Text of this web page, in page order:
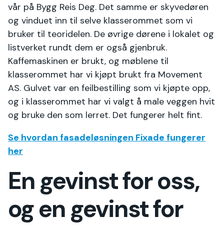
vår på Bygg Reis Deg. Det samme er skyvedøren
og vinduet inn til selve klasserommet som vi
bruker til teoridelen. De øvrige dørene i lokalet og
listverket rundt dem er også gjenbruk.
Kaffemaskinen er brukt, og møblene til
klasserommet har vi kjøpt brukt fra Movement
AS. Gulvet var en feilbestilling som vi kjøpte opp,
og i klasserommet har vi valgt å male veggen hvit
og bruke den som lerret. Det fungerer helt fint.
Se hvordan fasadeløsningen Fixade fungerer
her
En gevinst for oss,
og en gevinst for